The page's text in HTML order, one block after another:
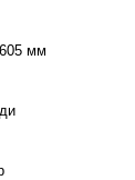
мм